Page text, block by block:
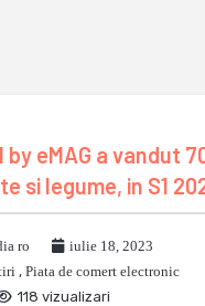
eMAG a vandut
si legume, in S1
ro
iulie 18, 2023
, Piata de comert electronic
118 vizualizari